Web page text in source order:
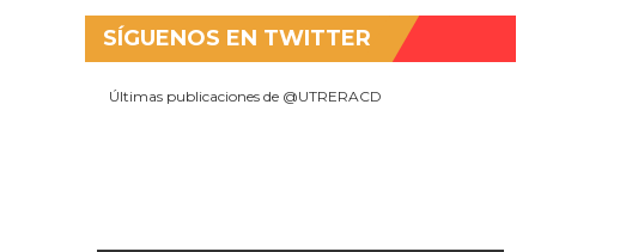
SÍGUENOS EN TWITTER
Últimas publicaciones de @UTRERACD